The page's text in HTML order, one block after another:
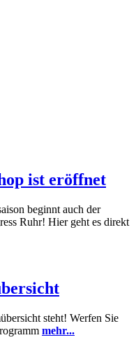
ist eröffnet
beginnt auch der
Ruhr! Hier geht es direkt
steht! Werfen Sie
mehr...